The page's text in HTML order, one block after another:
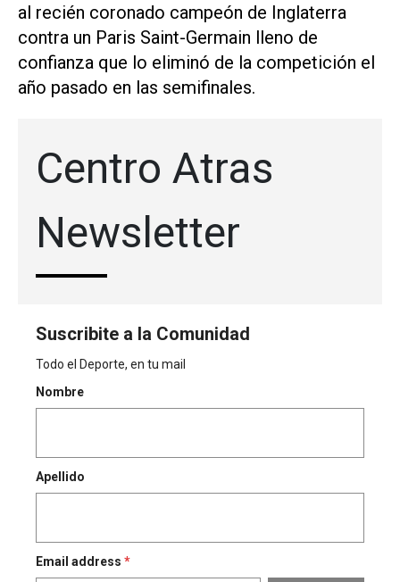
al recién coronado campeón de Inglaterra
contra un Paris Saint-Germain lleno ​de
confianza que ⁠lo eliminó de la competición el
año ‌pasado en las semifinales.